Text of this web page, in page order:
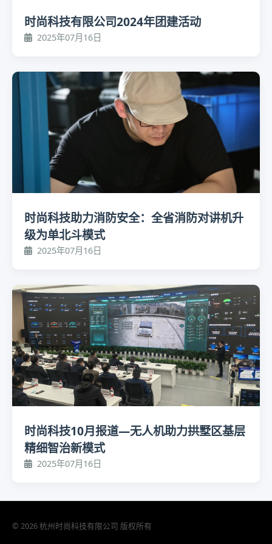
时尚科技有限公司2024年团建活动
2025年07月16日
时尚科技助力消防安全：全省消防对讲机升
级为单北斗模式
2025年07月16日
时尚科技10月报道—无人机助力拱墅区基层
精细智治新模式
2025年07月16日
© 2026 杭州时尚科技有限公司 版权所有